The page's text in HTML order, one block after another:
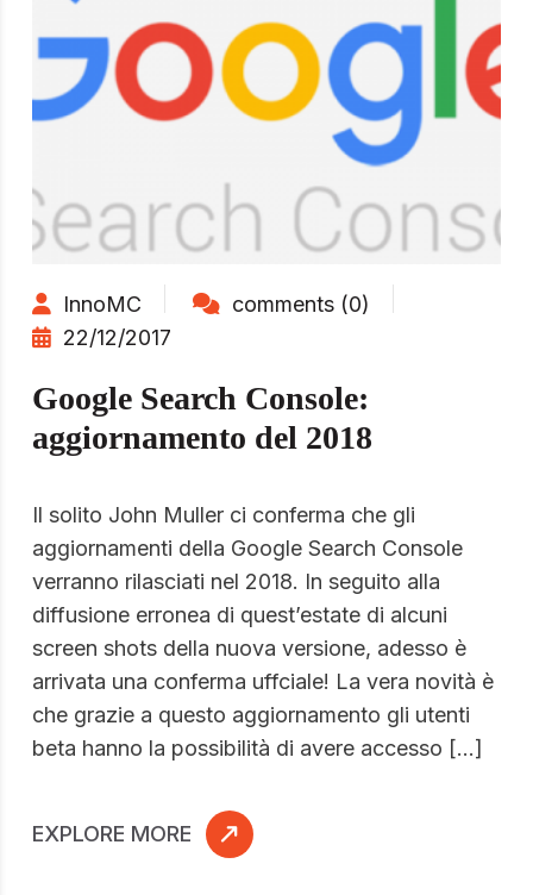
InnoMC
comments (0)
22/12/2017
Google Search Console:
aggiornamento del 2018
Il solito John Muller ci conferma che gli
aggiornamenti della Google Search Console
verranno rilasciati nel 2018. In seguito alla
diffusione erronea di quest’estate di alcuni
screen shots della nuova versione, adesso è
arrivata una conferma uffciale! La vera novità è
che grazie a questo aggiornamento gli utenti
beta hanno la possibilità di avere accesso […]
EXPLORE MORE